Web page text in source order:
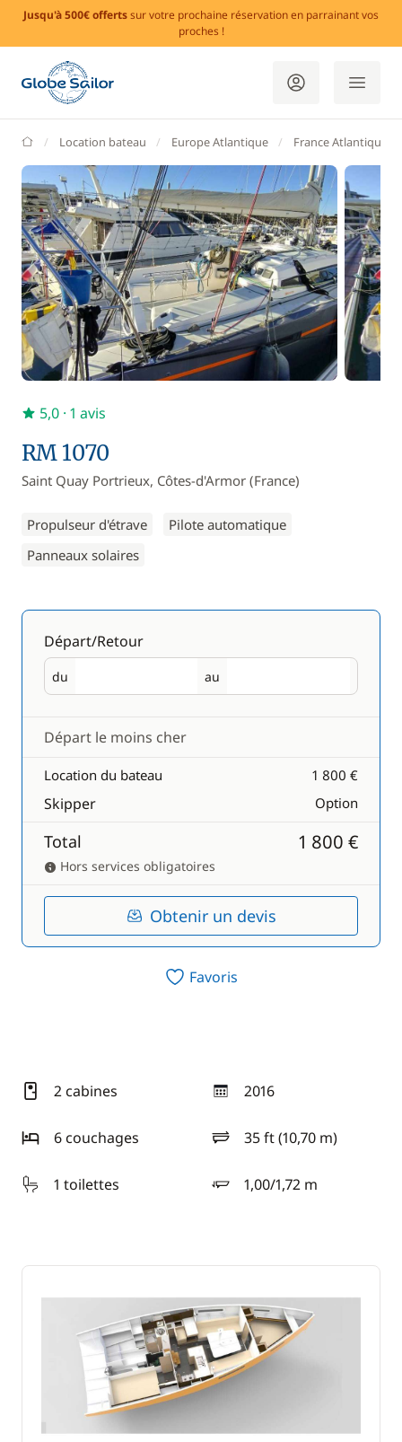
Jusqu'à 500€ offertssur votre prochaine réservation en parrainant vos
proches !
GlobeSailor
Location bateau Europe Atlantique France Atlantique
RM 1070
Saint Quay Portrieux, Côtes-d'Armor (France)
Propulseur d'étrave
Pilote automatique
Panneaux solaires
5,0 · 1 avis
Départ/Retour
du
Départ au
Retour
Départ le moins cher
Location du bateau 1 800 €
Skipper Option
Total 1 800 €
Hors services obligatoires
Obtenir un devis
Favoris
2 cabines 2016
année
6 couchages
35 ft (10,70 m)
longueur
1 toilettes
1,00/1,72 m
tirant d'eau